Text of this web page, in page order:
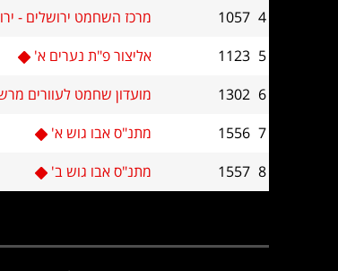
4
1057 מרכז השחמט ירושלים -
5
1123 אליצור פ"ת נערים א'
6
1302 מועדון שחמט לעוורים
7
1556 מתנ"ס אבו גוש א'
8
1557 מתנ"ס אבו גוש ב'